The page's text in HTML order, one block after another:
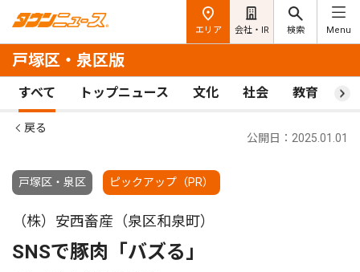
エリア 会社・IR 検索 Menu
戸塚区・泉区版
すべて トップニュース 文化 社会 教育 ス
戻る
戸塚区・泉区 ピックアップ（PR）
公開日：2025.01.01
（株）安西畜産（泉区和泉町）
SNSで豚肉「バズる」